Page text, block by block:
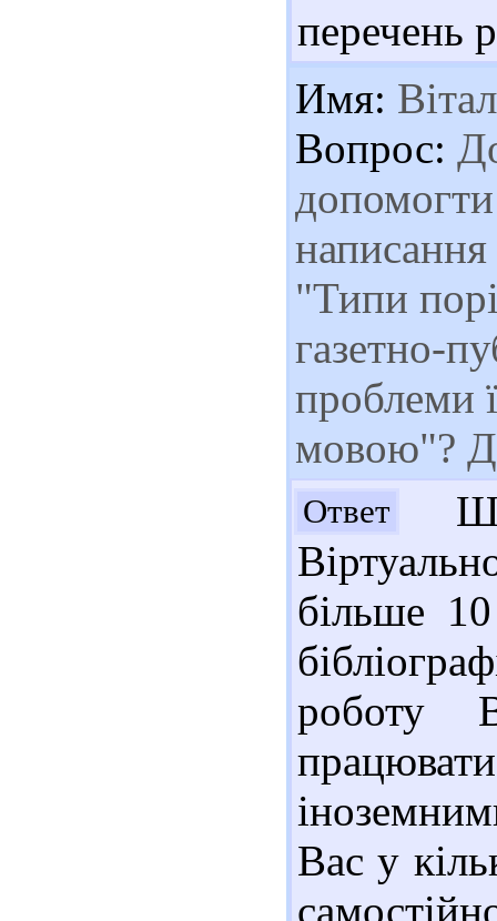
перечень
Имя:
Вопрос:
"Типи
газетно-
проблеми
мовою"?
Ответ
більше
роботу
Вас у